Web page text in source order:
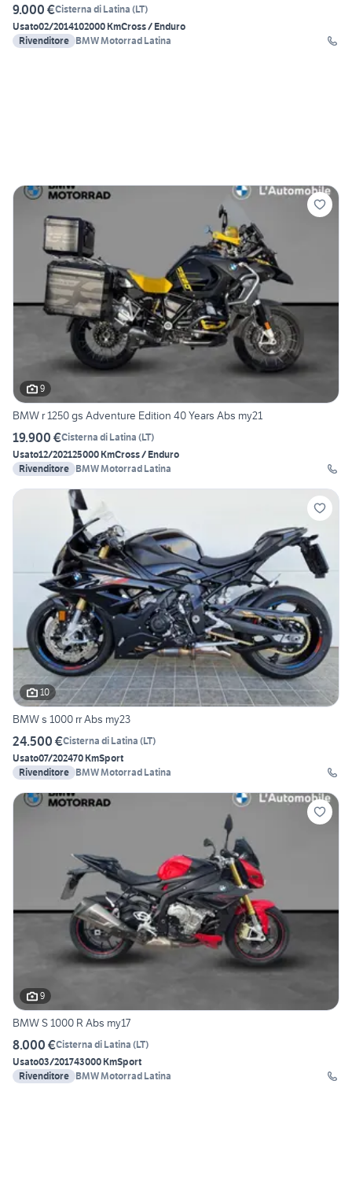
9.000 €Cisterna di Latina (LT)
Usato02/2014102000 KmCross / Enduro
Rivenditore BMW Motorrad Latina
9
BMW r 1250 gs Adventure Edition 40 Years Abs my21
19.900 €Cisterna di Latina (LT)
Usato12/202125000 KmCross / Enduro
Rivenditore BMW Motorrad Latina
10
BMW s 1000 rr Abs my23
24.500 €Cisterna di Latina (LT)
Usato07/202470 KmSport
Rivenditore BMW Motorrad Latina
9
BMW S 1000 R Abs my17
8.000 €Cisterna di Latina (LT)
Usato03/201743000 KmSport
Rivenditore BMW Motorrad Latina